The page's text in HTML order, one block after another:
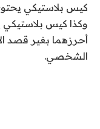
كيس بلاستيكي
وكذا كيس بلاستيكي
أحرزهما بغير قصد
الشخصي.